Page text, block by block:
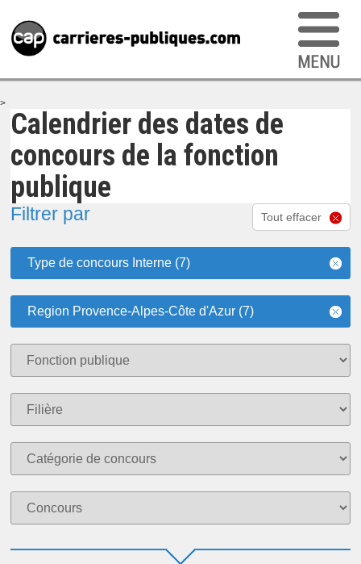
>
Calendrier des dates de
concours de la fonction
publique
Filtrer par Tout effacer
Type de concours Interne (7)
Region Provence-Alpes-Côte d'Azur (7)